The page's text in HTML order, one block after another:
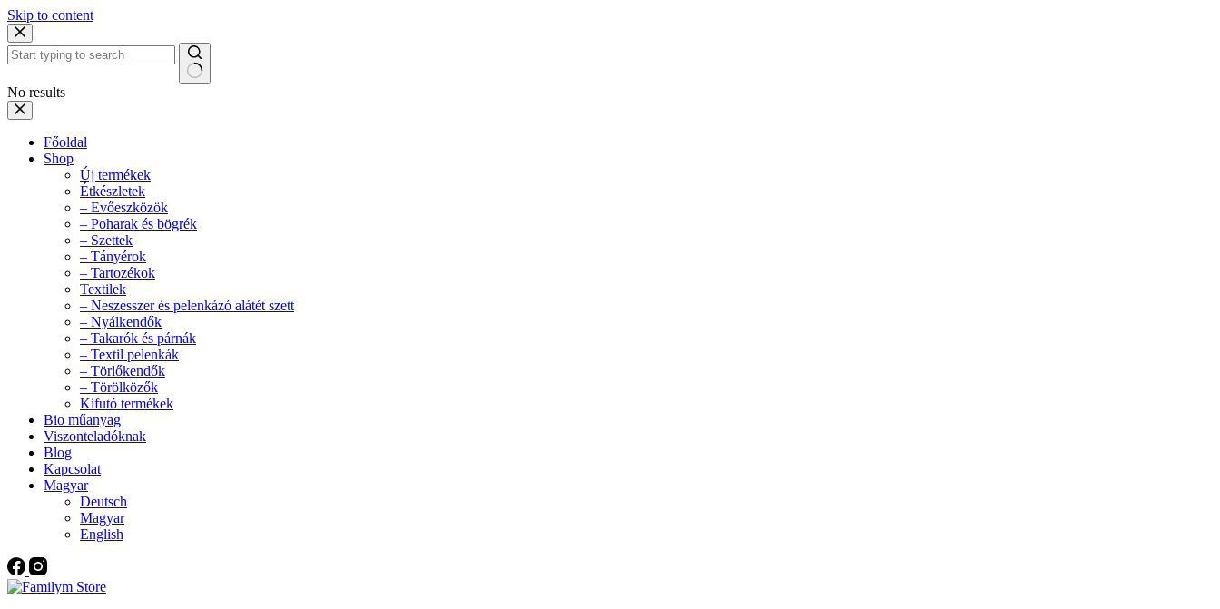
Skip to content
No results
Főoldal
Shop
Új termékek
Étkészletek
– Evőeszközök
– Poharak és bögrék
– Szettek
– Tányérok
– Tartozékok
Textilek
– Neszesszer és pelenkázó alátét szett
– Nyálkendők
– Takarók és párnák
– Textil pelenkák
– Törlőkendők
– Törölközők
Kifutó termékek
Bio műanyag
Viszonteladóknak
Blog
Kapcsolat
Magyar
Deutsch
Magyar
English